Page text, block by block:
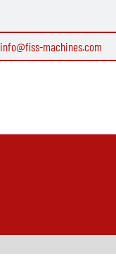
info@fiss-machines.com